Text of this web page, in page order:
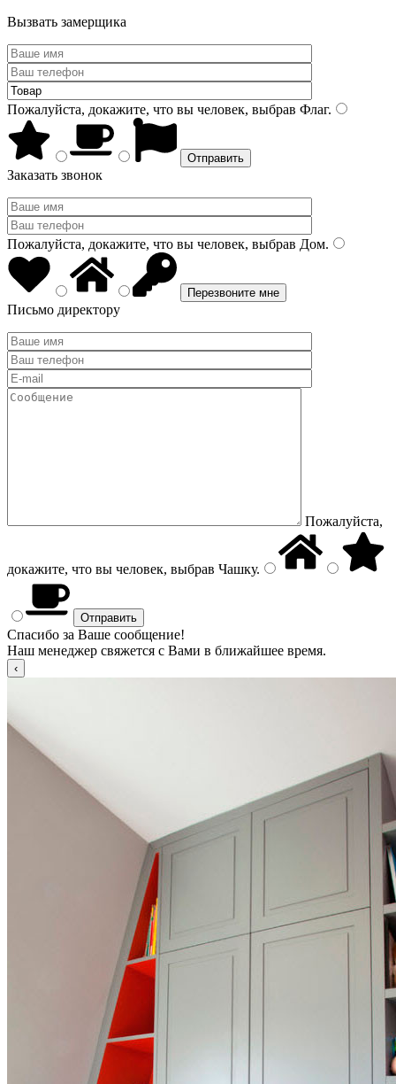
Вызвать замерщика
Пожалуйста, докажите, что вы человек, выбрав Флаг.
Заказать звонок
Пожалуйста, докажите, что вы человек, выбрав Дом.
Письмо директору
Пожалуйста,
докажите, что вы человек, выбрав Чашку.
Спасибо за Ваше сообщение!
Наш менеджер свяжется с Вами в ближайшее время.